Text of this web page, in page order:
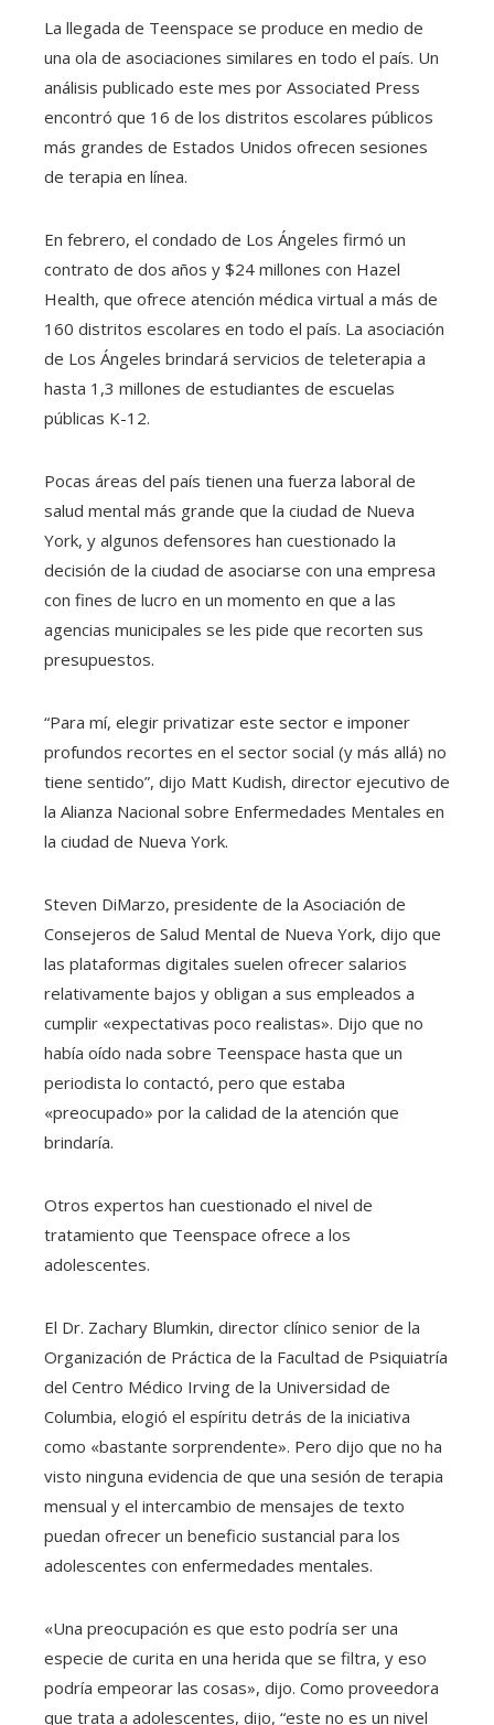
La llegada de Teenspace se produce en medio de
una ola de asociaciones similares en todo el país. Un
análisis publicado este mes por Associated Press
encontró que 16 de los distritos escolares públicos
más grandes de Estados Unidos ofrecen sesiones
de terapia en línea.
En febrero, el condado de Los Ángeles firmó un
contrato de dos años y $24 millones con Hazel
Health, que ofrece atención médica virtual a más de
160 distritos escolares en todo el país. La asociación
de Los Ángeles brindará servicios de teleterapia a
hasta 1,3 millones de estudiantes de escuelas
públicas K-12.
Pocas áreas del país tienen una fuerza laboral de
salud mental más grande que la ciudad de Nueva
York, y algunos defensores han cuestionado la
decisión de la ciudad de asociarse con una empresa
con fines de lucro en un momento en que a las
agencias municipales se les pide que recorten sus
presupuestos.
“Para mí, elegir privatizar este sector e imponer
profundos recortes en el sector social (y más allá) no
tiene sentido”, dijo Matt Kudish, director ejecutivo de
la Alianza Nacional sobre Enfermedades Mentales en
la ciudad de Nueva York.
Steven DiMarzo, presidente de la Asociación de
Consejeros de Salud Mental de Nueva York, dijo que
las plataformas digitales suelen ofrecer salarios
relativamente bajos y obligan a sus empleados a
cumplir «expectativas poco realistas». Dijo que no
había oído nada sobre Teenspace hasta que un
periodista lo contactó, pero que estaba
«preocupado» por la calidad de la atención que
brindaría.
Otros expertos han cuestionado el nivel de
tratamiento que Teenspace ofrece a los
adolescentes.
El Dr. Zachary Blumkin, director clínico senior de la
Organización de Práctica de la Facultad de Psiquiatría
del Centro Médico Irving de la Universidad de
Columbia, elogió el espíritu detrás de la iniciativa
como «bastante sorprendente». Pero dijo que no ha
visto ninguna evidencia de que una sesión de terapia
mensual y el intercambio de mensajes de texto
puedan ofrecer un beneficio sustancial para los
adolescentes con enfermedades mentales.
«Una preocupación es que esto podría ser una
especie de curita en una herida que se filtra, y eso
podría empeorar las cosas», dijo. Como proveedora
que trata a adolescentes, dijo, “este no es un nivel